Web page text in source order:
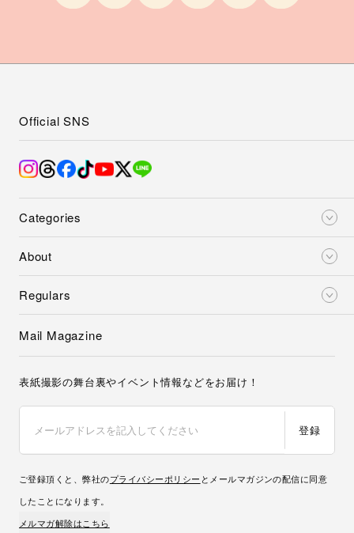
Categories
About
Regulars
Official SNS
Mail Magazine
表紙撮影の舞台裏やイベント情報などをお届け！
登録
ご登録頂くと、弊社のプライバシーポリシー とメールマガジンの配信に同意
したことになります。
メルマガ解除はこちら